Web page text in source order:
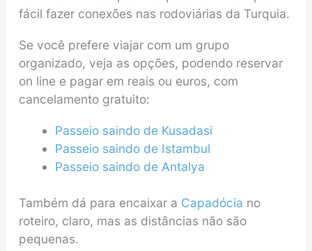
fácil fazer conexões nas rodoviárias da Turquia.
Se você prefere viajar com um grupo
organizado, veja as opções, podendo reservar
on line e pagar em reais ou euros, com
cancelamento gratuito:
Passeio saindo de Kusadasi
Passeio saindo de Istambul
Passeio saindo de Antalya
Também dá para encaixar a Capadócia no
roteiro, claro, mas as distâncias não são
pequenas.